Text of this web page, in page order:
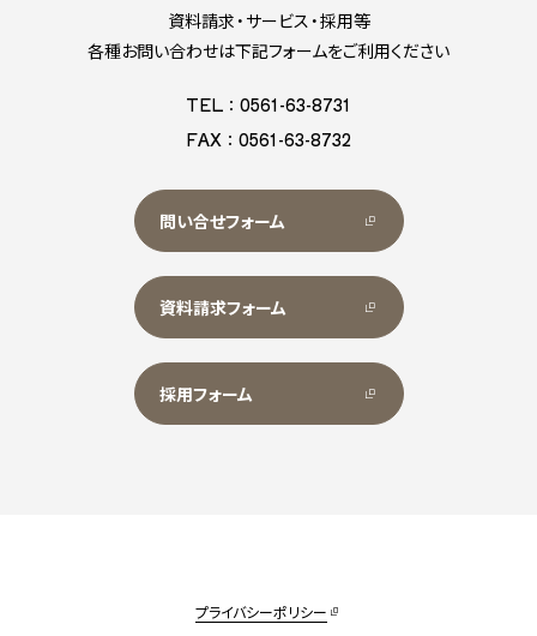
資料請求・サービス・採用等
各種お問い合わせは下記フォームをご利用ください
TEL：0561-63-8731
FAX：0561-63-8732
問い合せフォーム
資料請求フォーム
採用フォーム
プライバシーポリシー